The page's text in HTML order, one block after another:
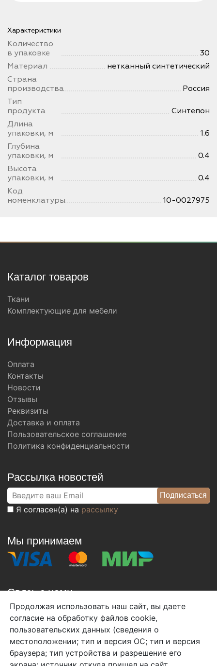
Характеристики
Количество
в упаковке
30
Материал
нетканный синтетический
Страна
производства
Россия
Тип
продукта
Синтепон
Длина
упаковки, м
1.6
Глубина
упаковки, м
0.4
Высота
упаковки, м
0.4
Код
номенклатуры
10-0027975
Каталог товаров
Ткани
Комплектующие для мебели
Информация
Оплата
Контакты
Новости
Отзывы
Реквизиты
Доставка и оплата
Пользовательское соглашение
Политика конфиденциальности
Рассылка новостей
Я согласен(а) на рассылку
Мы принимаем
Связь с нами
+7 (495) 933-38-08
info@arben-textile.ru- оптовые продажи
Продолжая использовать наш сайт, вы даете
согласие на обработку файлов cookie,
пользовательских данных (сведения о
местоположении; тип и версия ОС; тип и версия
браузера; тип устройства и разрешение его